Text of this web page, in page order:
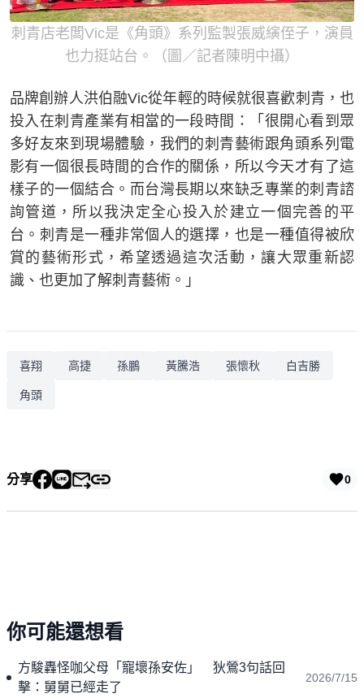
刺青店老闆Vic是《角頭》系列監製張威縯侄子，演員
也力挺站台。（圖／記者陳明中攝）
品牌創辦人洪伯融Vic從年輕的時候就很喜歡刺青，也
投入在刺青產業有相當的一段時間：「很開心看到眾
多好友來到現場體驗，我們的刺青藝術跟角頭系列電
影有一個很長時間的合作的關係，所以今天才有了這
樣子的一個結合。而台灣長期以來缺乏專業的刺青諮
詢管道，所以我決定全心投入於建立一個完善的平
台。刺青是一種非常個人的選擇，也是一種值得被欣
賞的藝術形式，希望透過這次活動，讓大眾重新認
識、也更加了解刺青藝術。」
喜翔 高捷 孫鵬 黃騰浩 張懷秋 白吉勝
角頭
分享 0
你可能還想看
方駿轟怪咖父母「寵壞孫安佐」 狄鶯3句話回
擊：舅舅已經走了
2026/7/15